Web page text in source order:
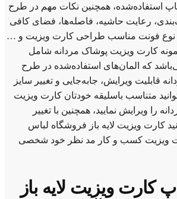
استفاده‌شده، همچنین نکات مهم در طرح
رعایت حاشیه، فاصله‌ها، فضای کافی
نوع فونت مناسب طراحی کارت ویزیت و …
کارت ویزیت پوشاک مردانه شامل
که المان‌های استفاده‌شده در طرح
قابلیت ویرایش، جابه‌جایی و تغییر سایز
متناسب باسلیقه خودتان کارت ویزیت
را ویرایش نمایید، همچنین با تغییر
کارت ویزیت لایه باز فروشگاه لباس
ویزیت کسب و کار مد نظر خود شخصی
کارت ویزیت لایه باز